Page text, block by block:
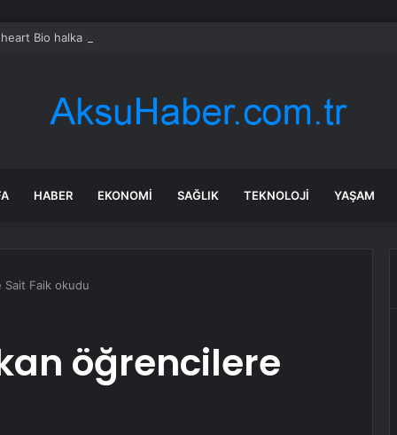
Bio halka arzını pazarlama aralığının üstünde fiyatlandırıyor
HABER EKONOMI SAĞLIK TEKNOLOJI YAŞAM
Faik okudu
öğrencilere